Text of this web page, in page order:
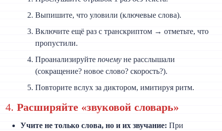
Выпишите, что уловили (ключевые слова).
Включите ещё раз с транскриптом → отметьте, что
пропустили.
Проанализируйтепочему не расслышали
(сокращение? новое слово? скорость?).
Повторите вслух за диктором, имитируя ритм.
4.Расширяйте «звуковой словарь»
Учите не только слова, но и их звучание: При